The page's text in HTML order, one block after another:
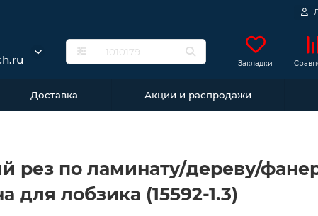
Закладки
Доставка Акции и распродажи
рез по ламинату/дереву/
для лобзика (15592-1.3)